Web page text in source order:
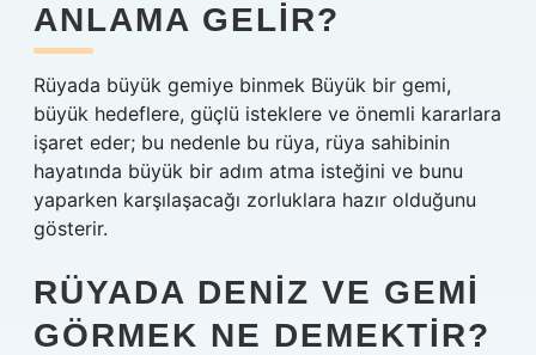
ANLAMA GELIR?
Rüyada büyük gemiye binmek Büyük bir gemi,
büyük hedeflere, güçlü isteklere ve önemli kararlara
işaret eder; bu nedenle bu rüya, rüya sahibinin
hayatında büyük bir adım atma isteğini ve bunu
yaparken karşılaşacağı zorluklara hazır olduğunu
gösterir.
RÜYADA DENIZ VE GEMI
GÖRMEK NE DEMEKTIR?